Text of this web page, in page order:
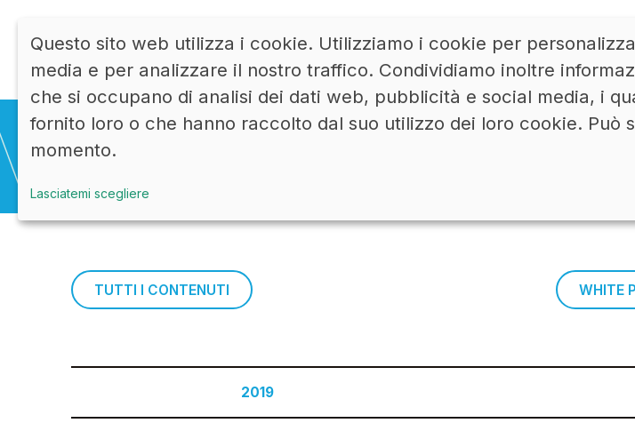
TUTTI I CONTENUTI WHITE
2019
Questo sito web utilizza i cookie. Utilizziamo i cookie per
media e per analizzare il nostro traffico. Condividiamo inoltre
che si occupano di analisi dei dati web, pubblicità e social media, i
fornito loro o che hanno raccolto dal suo utilizzo dei loro cookie.
momento.
Lasciatemi scegliere